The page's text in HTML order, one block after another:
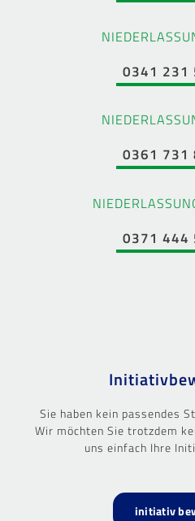
0341 231
0361 731
0371 444
Sie haben kein passendes
Wir möchten Sie trotzdem
uns einfach Ihre
initiativ